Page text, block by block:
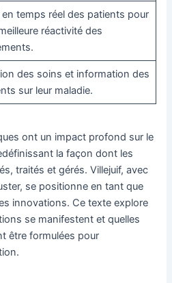
en temps réel des patients pour
réactivité des
des soins et information des
sur leur maladie.
ont un impact profond sur le
la façon dont les
traités et gérés. Villejuif, avec
se positionne en tant que
innovations. Ce texte explore
se manifestent et quelles
être formulées pour